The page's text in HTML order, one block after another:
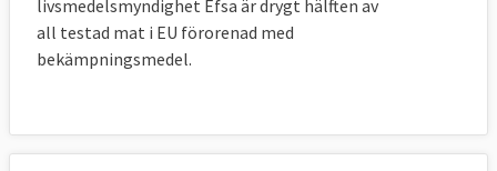
livsmedelsmyndighet Efsa är drygt hälften av
all testad mat i EU förorenad med
bekämpningsmedel.